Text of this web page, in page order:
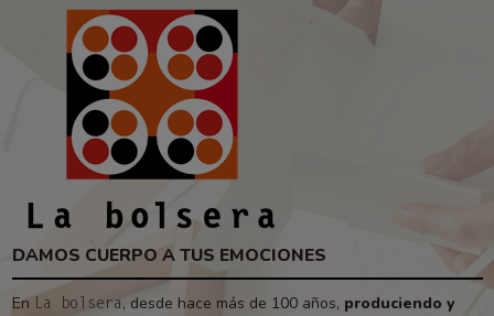
DAMOS CUERPO A TUS EMOCIONES
En La bolsera, desde hace más de 100 años, produciendo y